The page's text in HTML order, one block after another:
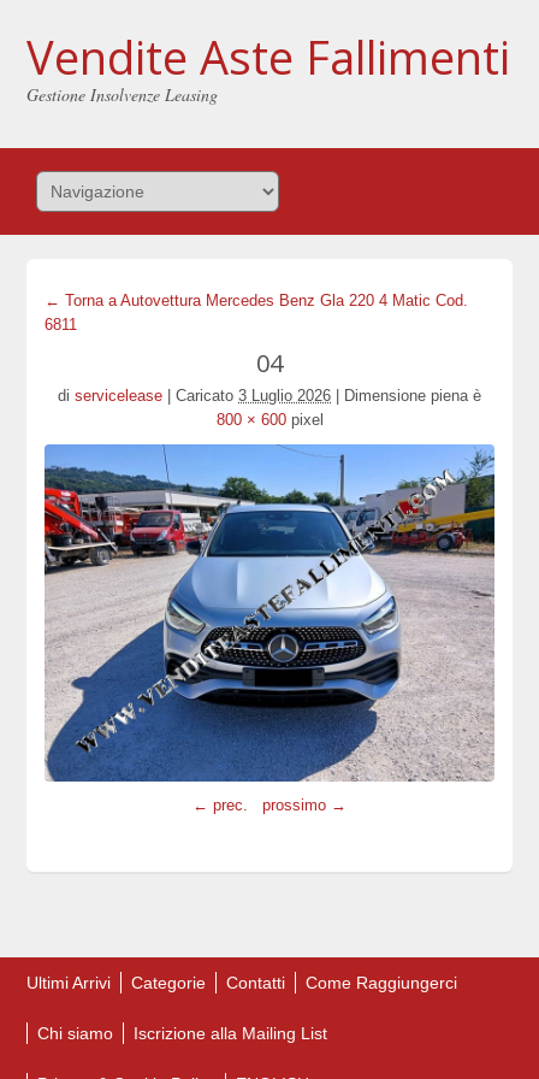
Vendite Aste Fallimenti
Gestione Insolvenze Leasing
← Torna a Autovettura Mercedes Benz Gla 220 4 Matic Cod.
6811
04
di servicelease Caricato 3 Luglio 2026
Dimensione piena è
800 × 600pixel
← prec. prossimo →
Ultimi Arrivi Categorie Contatti Come Raggiungerci
Chi siamo Iscrizione alla Mailing List